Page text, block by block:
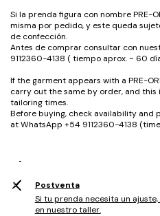
Si la prenda figura con nombre PRE-
misma por pedido, y este queda
de confección.
Antes de comprar consultar con
9112360-4138 ( tiempo aprox. ~ 60
If the garment appears with a PRE-
carry out the same by order, and
tailoring times.
Before buying, check availability and
at WhatsApp +54 9112360-4138
Postventa
Si tu prenda necesita un
en nuestro taller.